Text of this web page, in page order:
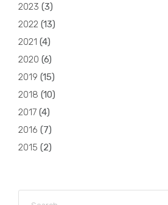
2023 (3)
2022 (13)
2021 (4)
2020 (6)
2019 (15)
2018 (10)
2017 (4)
2016 (7)
2015 (2)